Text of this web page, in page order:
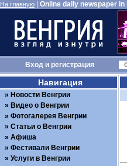
На главную Online daily newspaper in
Входи регистрация
Навигация
Новости Венгрии
Видео о Венгрии
Фотогалерея Венгрии
Статьи о Венгрии
Афиша
Фестивали Венгрии
Услуги в Венгрии